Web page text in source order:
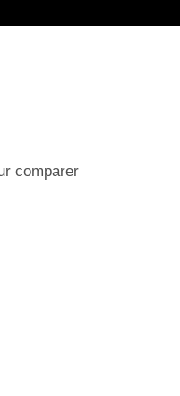
comparer